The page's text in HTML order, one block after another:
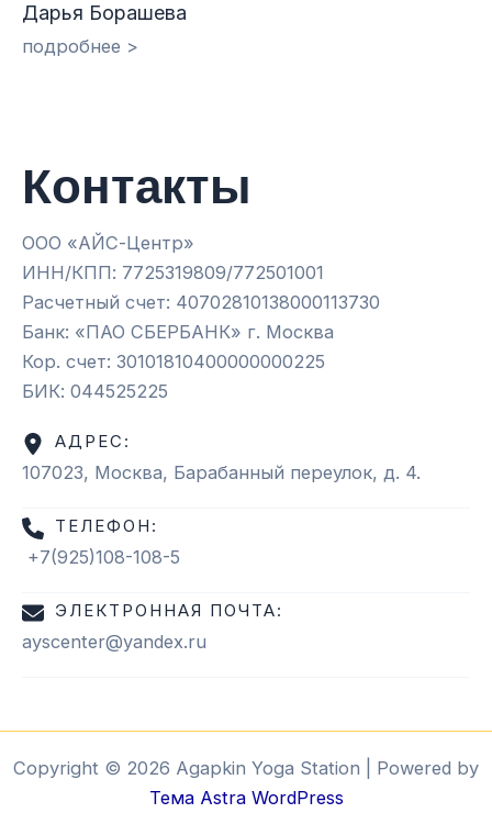
Дарья Борашева
подробнее >
Контакты
ООО «АЙС-Центр»
ИНН/КПП: 7725319809/772501001
Расчетный счет: 40702810138000113730
Банк: «ПАО СБЕРБАНК» г. Москва
Кор. счет: 30101810400000000225
БИК: 044525225
АДРЕС:
107023, Москва, Барабанный переулок, д. 4.
ТЕЛЕФОН:
+7(925)108-108-5
ЭЛЕКТРОННАЯ ПОЧТА:
ayscenter@yandex.ru
Copyright © 2026 Agapkin Yoga Station | Powered by
Тема Astra WordPress